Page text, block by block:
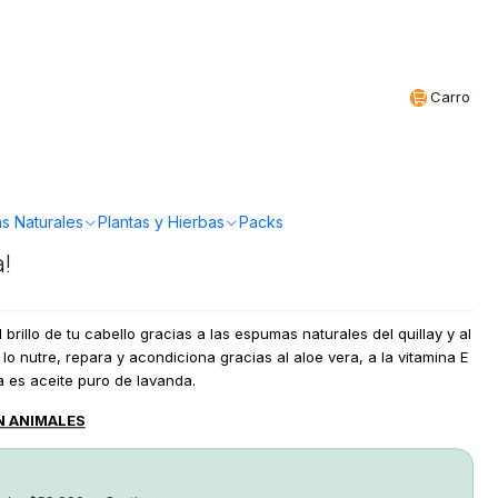
Carro
Naturales Plantas y Hierbas Packs
de tu cabello gracias a las espumas naturales del quillay y al
nutre, repara y acondiciona gracias al aloe vera, a la vitamina E
es aceite puro de lavanda.
ANIMALES